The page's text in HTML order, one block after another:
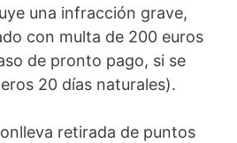
una infracción grave,
con multa de 200 euros
de pronto pago, si se
20 días naturales).
retirada de puntos